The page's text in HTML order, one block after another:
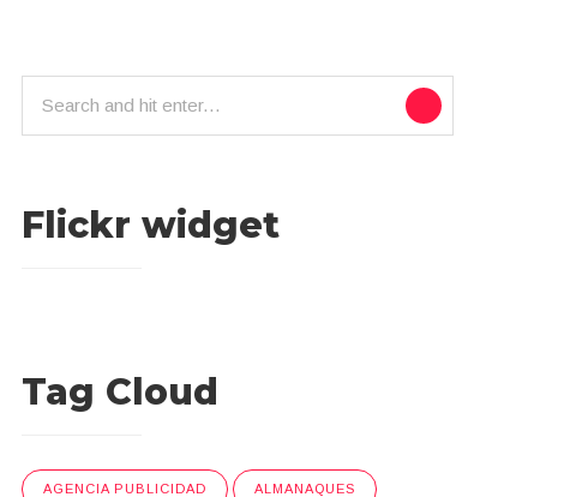
Flickr widget
Tag Cloud
AGENCIA PUBLICIDAD ALMANAQUES